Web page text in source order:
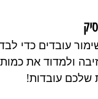
עובדים כדי
ולמדוד את
שלכם עובדות!